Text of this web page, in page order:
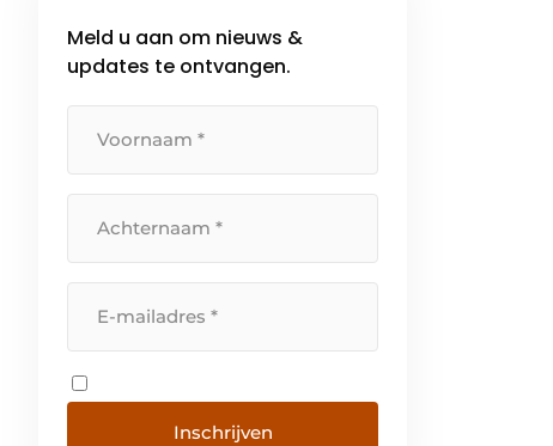
Meld u aan om nieuws &
updates te ontvangen.
Inschrijven